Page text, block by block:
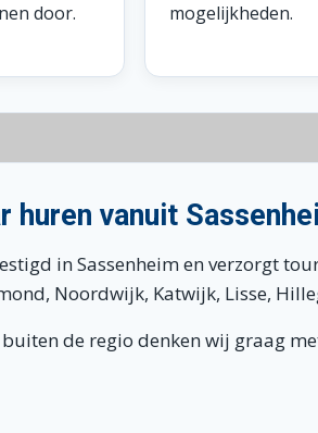
door.
mogelijkheden.
huren vanuit
in Sassenheim en verzorgt
Noordwijk, Katwijk, Lisse,
de regio denken wij graag